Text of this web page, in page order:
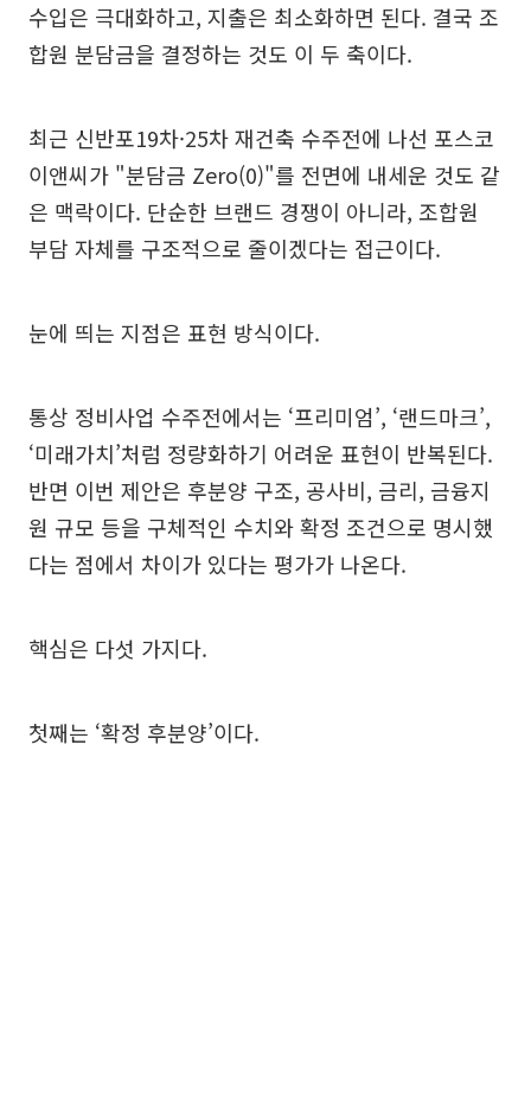
수입은 극대화하고, 지출은 최소화하면 된다. 결국 조
합원 분담금을 결정하는 것도 이 두 축이다.
최근 신반포19차·25차 재건축 수주전에 나선 포스코
이앤씨가 "분담금 Zero(0)"를 전면에 내세운 것도 같
은 맥락이다. 단순한 브랜드 경쟁이 아니라, 조합원
부담 자체를 구조적으로 줄이겠다는 접근이다.
눈에 띄는 지점은 표현 방식이다.
통상 정비사업 수주전에서는 ‘프리미엄’, ‘랜드마크’,
‘미래가치’처럼 정량화하기 어려운 표현이 반복된다.
반면 이번 제안은 후분양 구조, 공사비, 금리, 금융지
원 규모 등을 구체적인 수치와 확정 조건으로 명시했
다는 점에서 차이가 있다는 평가가 나온다.
핵심은 다섯 가지다.
첫째는 ‘확정 후분양’이다.